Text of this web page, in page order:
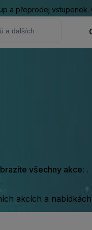
a přeprodej
všechny akce: .
akcích a